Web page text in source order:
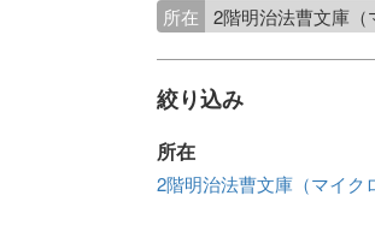
所在
2階明治法曹文庫（
絞り込み
所在
2階明治法曹文庫（マイク